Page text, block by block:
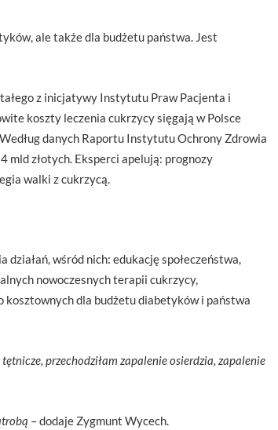
ale także dla budżetu państwa. Jest
z inicjatywy Instytutu Praw Pacjenta i
koszty leczenia cukrzycy sięgają w Polsce
danych Raportu Instytutu Ochrony Zdrowia
złotych. Eksperci apelują: prognozy
walki z cukrzycą.
wśród nich: edukację społeczeństwa,
nowoczesnych terapii cukrzycy,
kosztownych dla budżetu diabetyków i państwa
przechodziłam zapalenie osierdzia, zapalenie
– dodaje Zygmunt Wycech.